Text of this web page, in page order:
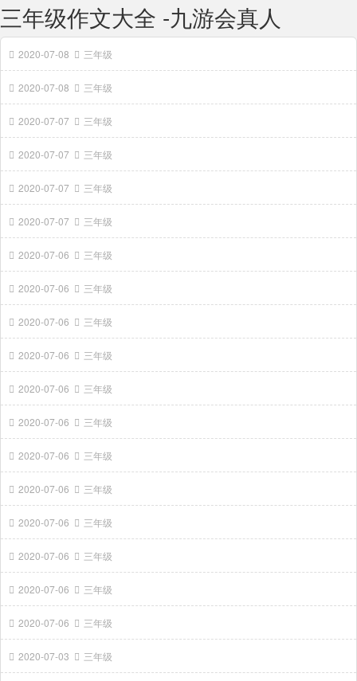
三年级作文大全 -九游会真人
2020-07-08 三年级
2020-07-08 三年级
2020-07-07 三年级
2020-07-07 三年级
2020-07-07 三年级
2020-07-07 三年级
2020-07-06 三年级
2020-07-06 三年级
2020-07-06 三年级
2020-07-06 三年级
2020-07-06 三年级
2020-07-06 三年级
2020-07-06 三年级
2020-07-06 三年级
2020-07-06 三年级
2020-07-06 三年级
2020-07-06 三年级
2020-07-06 三年级
2020-07-03 三年级